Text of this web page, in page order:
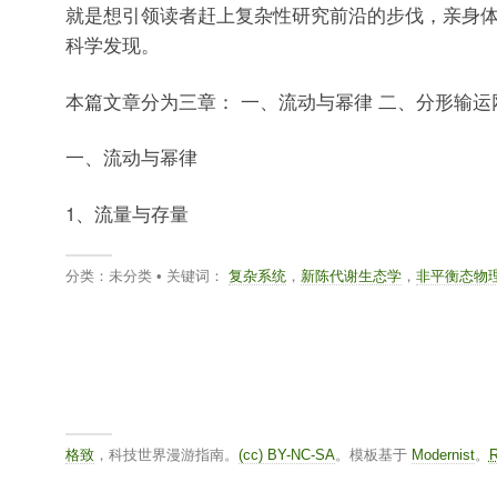
就是想引领读者赶上复杂性研究前沿的步伐，亲身
科学发现。
本篇文章分为三章： 一、流动与幂律 二、分形输
一、流动与幂律
1、流量与存量
分类：未分类 • 关键词： 复杂系统， 新陈代谢生态学， 非平衡态物
格致，科技世界漫游指南。 (cc) BY-NC-SA。模板基于 Modernist。